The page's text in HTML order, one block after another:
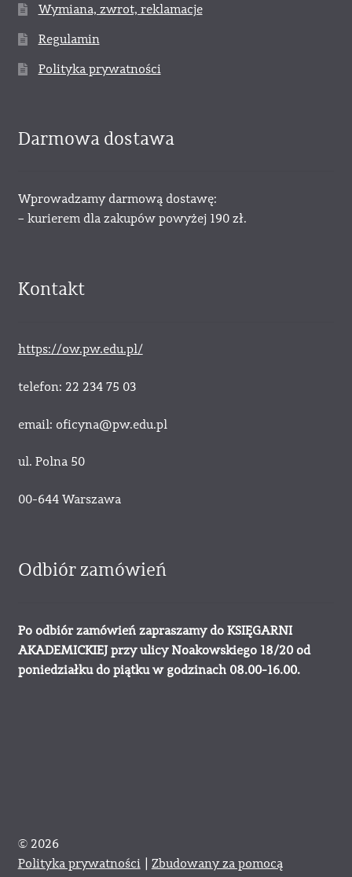
Wymiana, zwrot, reklamacje
Regulamin
Polityka prywatności
Darmowa dostawa
Wprowadzamy darmową dostawę:
– kurierem dla zakupów powyżej 190 zł.
Kontakt
https://ow.pw.edu.pl/
telefon: 22 234 75 03
email: oficyna@pw.edu.pl
ul. Polna 50
00-644 Warszawa
Odbiór zamówień
Po odbiór zamówień zapraszamy do KSIĘGARNI
AKADEMICKIEJ przy ulicy Noakowskiego 18/20 od
poniedziałku do piątku w godzinach 08.00-16.00.
© 2026
Polityka prywatności
Zbudowany za pomocą